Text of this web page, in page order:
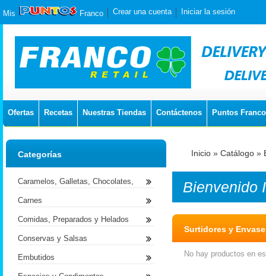
Mis Franco Crear una cuenta Iniciar la sesión
Ofertas Recetas Nuestras Tiendas Contáctenos Puntos Franco
Inicio » Catálogo »
Bienvenido
Surtidores y
No hay productos en
Categorías
Caramelos, Galletas, Chocolates,
Carnes
Comidas, Preparados y Helados
Conservas y Salsas
Embutidos